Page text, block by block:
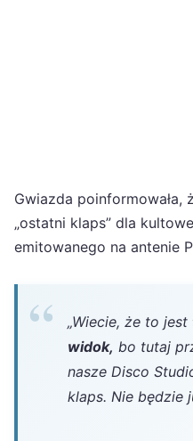
Gwiazda poinformowała,
„ostatni klaps” dla
emitowanego na antenie
„Wiecie, że to jest
widok, bo tutaj
nasze Disco
klaps. Nie będzie